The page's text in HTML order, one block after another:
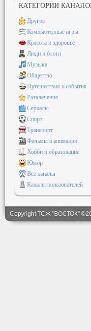
КАТЕГОРИИ
Другое
Компьютерные игры
Красота и здоровье
Люди и блоги
Музыка
Общество
Путешествия и события
Развлечения
Сериалы
Спорт
Транспорт
Фильмы и анимация
Хобби и образование
Юмор
Все каналы
Каналы пользователей
Copyright ТСЖ "ВОСТОК"